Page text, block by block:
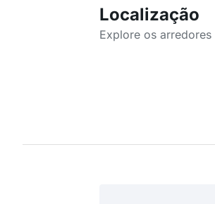
Localização
Explore os arredores